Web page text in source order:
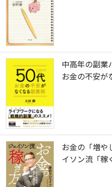
中高年の副
お金の不安が
お金の「増や
イソン流「稼